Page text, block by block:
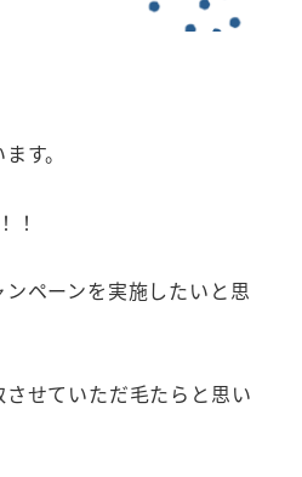
す。
！
ペーンを実施したいと思
せていただ毛たらと思い